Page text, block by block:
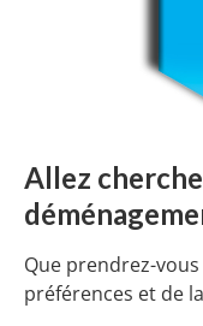
Allez
Que prendrez-
préférences et de